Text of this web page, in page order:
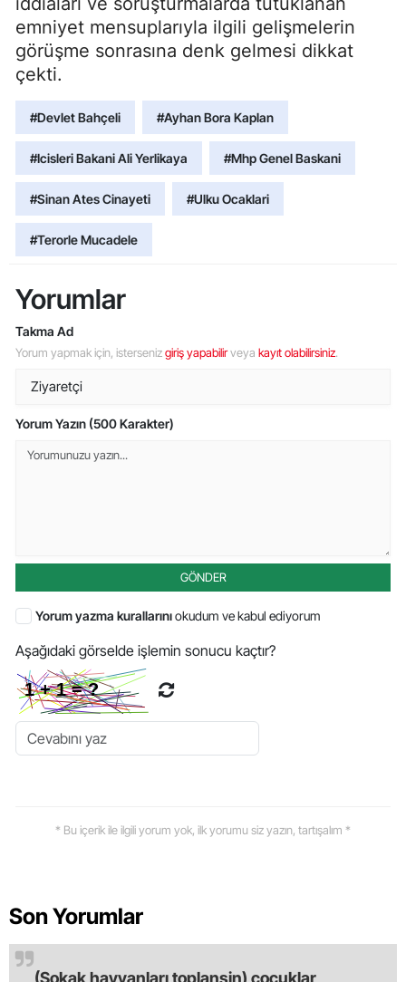
emniyet mensuplarıyla ilgili gelişmelerin
görüşme sonrasına denk gelmesi dikkat
çekti.
#Devlet Bahçeli #Ayhan Bora Kaplan
#Icisleri Bakani Ali Yerlikaya #Mhp Genel Baskani
#Sinan Ates Cinayeti #Ulku Ocaklari
#Terorle Mucadele
Yorumlar
Takma Ad
Yorum yapmak için, istersenizgiriş yapabilirveya kayıt olabilirsiniz.
Yorum Yazın (500 Karakter)
GÖNDER
Yorum yazma kurallarınıokudum ve kabul ediyorum
Aşağıdaki görselde işlemin sonucu kaçtır?
* Bu içerik ile ilgili yorum yok, ilk yorumu siz yazın, tartışalım *
Son Yorumlar
(Sokak hayvanları toplansin) çocuklar